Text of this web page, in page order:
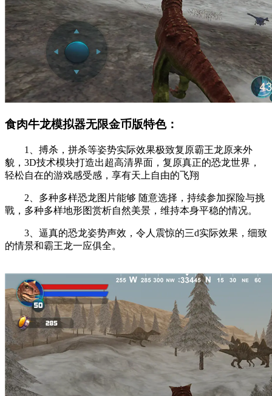
食肉牛龙模拟器无限金币版特色：
1、搏杀，拼杀等姿势实际效果极致复原霸王龙原来外
貌，3D技术模块打造出超高清界面，复原真正的恐龙世界，
轻松自在的游戏感受感，享有天上自由的飞翔
2、多种多样恐龙图片能够 随意选择，持续参加探险与挑
戰，多种多样地形图赏析自然美景，维持本身平稳的情况。
3、逼真的恐龙姿势声效，令人震惊的三d实际效果，细致
的情景和霸王龙一应俱全。